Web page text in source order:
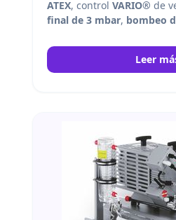
ATEX, controlVARIO® de
final de 3 mbar, bombeo
seguros. Vacuubrand
Leer